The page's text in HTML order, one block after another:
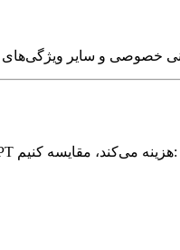
برای GPT هزینه می‌کند، مقایسه کنیم: